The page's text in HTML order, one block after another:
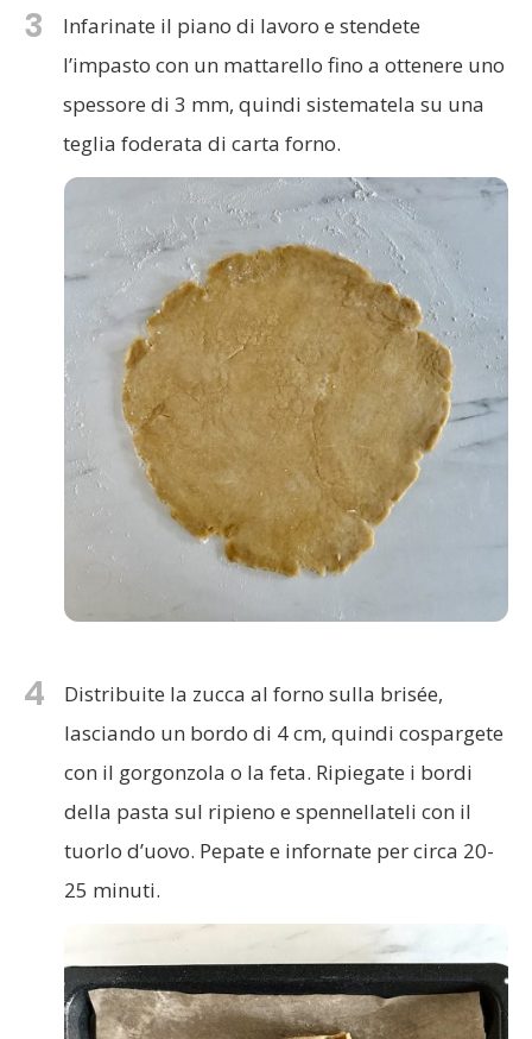
3
Infarinate il piano di lavoro e stendete
l’impasto con un mattarello fino a ottenere uno
spessore di 3 mm, quindi sistematela su una
teglia foderata di carta forno.
4
Distribuite la zucca al forno sulla brisée,
lasciando un bordo di 4 cm, quindi cospargete
con il gorgonzola o la feta. Ripiegate i bordi
della pasta sul ripieno e spennellateli con il
tuorlo d’uovo. Pepate e infornate per circa 20-
25 minuti.